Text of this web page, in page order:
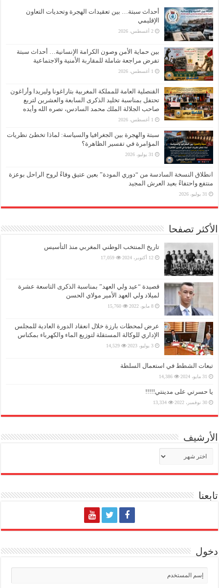
أحداث سبتة… بين تعقيدات الهجرة وتحديات التعاون
الإقليمي
2 أغسطس، 2026
بين حماية الأمن وصون الكرامة الإنسانية… أحداث سبتة
تفرض مراجعة شاملة للمقاربة الأمنية والاجتماعية
1 أغسطس، 2026
القنصلية العامة للمملكة المغربية بتاراغونا وليريدا وأراغون
تحتفل بمناسبة تخليد الذكرى السابعة والعشرين لتربع
صاحب الجلالة الملك محمد السادس، نصره الله وأيده
1 أغسطس، 2026
سبتة والهجرة بين الجغرافيا والسياسة: لماذا تخطئ نظريات
المؤامرة في تفسير الظاهرة؟
31 يوليو، 2026
انطلاق النسخة السادسة من “دوري المودة” بعين عتيق وفاءً لروح الراحل بوعزة
منتفع واحتفاءً بعيد العرش المجيد
31 يوليو، 2026
الأكثر تصفحا
تاريخ المنتخب الوطني المغربي منذ التأسيس
12 أكتوبر، 2024 17,059
قصيدة “عيد ولي العهد” بمناسبة الذكرى التاسعة عشرة
لميلاد ولي العهد الأمير مولاي الحسن
8 مايو، 2022 15,760
عرض لمحطات بارزة خلال انعقاد الدورة العادية للمجلس
الإداري للوكالة المستقلة لتوزيع الماء والكهرباء بمكناس
3 يوليو، 2023 14,529
تبعات الشطط في استعمال السلطة
31 مايو، 2024 14,386
يا حسرتي على مدينتي!!!!!
30 نوفمبر، 2022 13,334
الأرشيف
تابعنا
دخول